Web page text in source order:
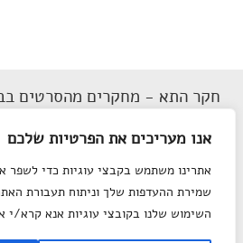
אנו מעריכים את הפרטיות שלכם
אתרינו משתמש בקבצי עוגיות כדי לשפר
שמירת ההעדפות שלך וניתוח תעבורת
השימוש שלנו בקובצי עוגיות אנא קרא/י
חקר התא - מחקרים מהסרטים
תנאי שימוש
מפת אתר
צור קשר